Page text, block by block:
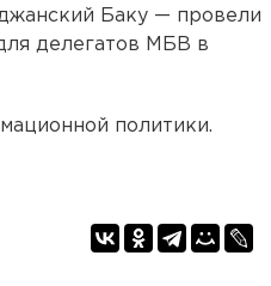
Баку — провели
делегатов МБВ в
политики.